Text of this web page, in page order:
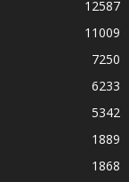
12587
11009
7250
6233
5342
1889
1868